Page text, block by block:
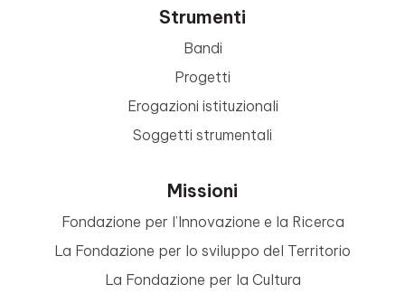
Strumenti
Bandi
Progetti
Erogazioni istituzionali
Soggetti strumentali
Missioni
Fondazione per l’Innovazione e la Ricerca
La Fondazione per lo sviluppo del Territorio
La Fondazione per la Cultura